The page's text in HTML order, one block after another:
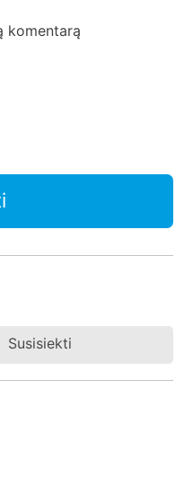
komentarą
Susisiekti